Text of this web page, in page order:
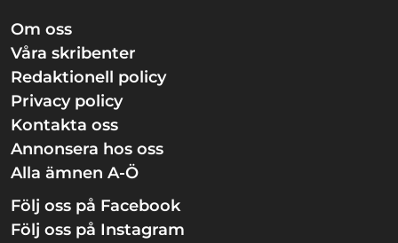
Om oss
Våra skribenter
Redaktionell policy
Privacy policy
Kontakta oss
Annonsera hos oss
Alla ämnen A-Ö
Följ oss på Facebook
Följ oss på Instagram